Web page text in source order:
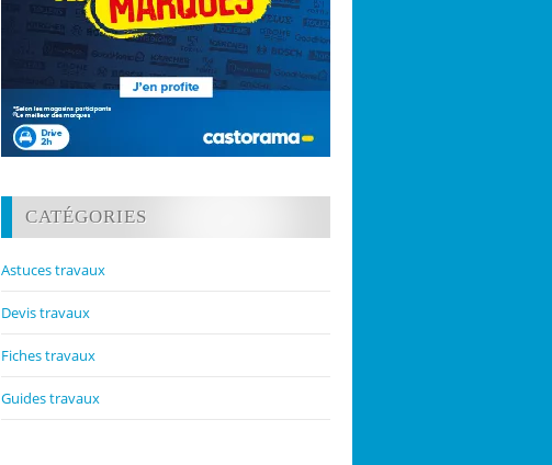
CATÉGORIES
Astuces travaux
Devis travaux
Fiches travaux
Guides travaux